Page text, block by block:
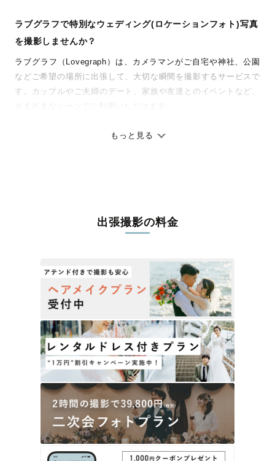
ラブグラフで特別なウェディング(ロケーションフォト)写真
を撮影しませんか？
ラブグラフ（Lovegraph）は、カメラマンがご自宅や神社、公園
などご希望の場所に出張して、大切な瞬間を撮影するサービスで
す。カップルやご夫婦のデート、家族や友達とのイベントなど、
ありのままの空気感を大切に、何十年経っても見返したくなるよ
ィを身につけたプロのカメラマンが全国47都道府県に在籍してい
ます。創業10年のノウハウを活かし、思い出に残る素敵な撮影体
丁寧なレタッチで思い出を美しく仕上げます
撮影後は、独自の編集技術で写真の明るさや色合いを丁寧に調
整。自然な雰囲気を残しつつも、おしゃれで洗練された仕上がり
に。きっと「こんな写真を撮ってほしかった！」と思える一枚に
出会えます。まずは、ラブグラフの撮影事例をご覧ください。
もっと見る
出張撮影の料金